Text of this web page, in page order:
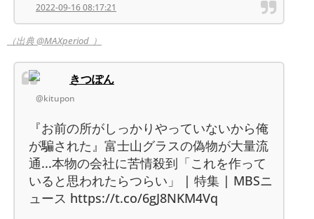
2022-09-16 08:17:21
（出典 @MAXperiod_）
きつぽん
@kitupon
『お前の所がしっかりやっていないから俺
が騙された』富士山グラスの偽物が大量流
通...本物の会社に苦情殺到「これを作って
いると思われたらつらい」 | 特集 | MBSニ
ュース https://t.co/6gJ8NKM4Vq